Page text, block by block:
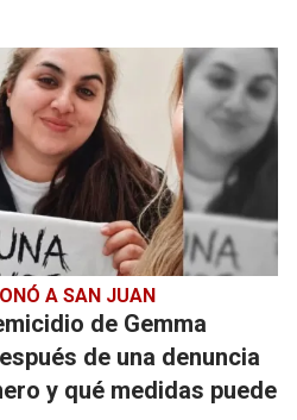
A SAN JUAN
de Gemma
de una denuncia
y qué medidas puede